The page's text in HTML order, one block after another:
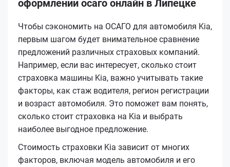
оформлении осаго онлайн в Липецке
Чтобы сэкономить на ОСАГО для автомобиля Kia,
первым шагом будет внимательное сравнение
предложений различных страховых компаний.
Например, если вас интересует, сколько стоит
страховка машины Kia, важно учитывать такие
факторы, как стаж водителя, регион регистрации
и возраст автомобиля. Это поможет вам понять,
сколько стоит страховка на Kia и выбрать
наиболее выгодное предложение.
Стоимость страховки Kia зависит от многих
факторов, включая модель автомобиля и его